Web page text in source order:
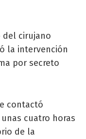
del cirujano
la intervención
por secreto
contactó
cuatro horas
de la